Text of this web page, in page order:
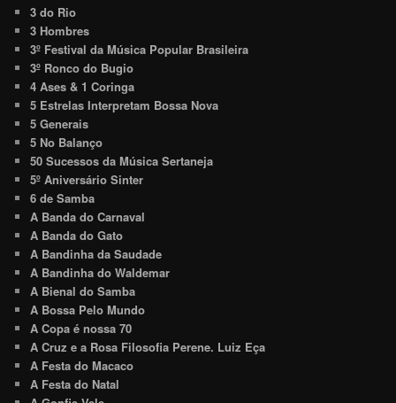
3 do Rio
3 Hombres
3º Festival da Música Popular Brasileira
3º Ronco do Bugio
4 Ases & 1 Coringa
5 Estrelas Interpretam Bossa Nova
5 Generais
5 No Balanço
50 Sucessos da Música Sertaneja
5º Aniversário Sinter
6 de Samba
A Banda do Carnaval
A Banda do Gato
A Bandinha da Saudade
A Bandinha do Waldemar
A Bienal do Samba
A Bossa Pelo Mundo
A Copa é nossa 70
A Cruz e a Rosa Filosofia Perene. Luiz Eça
A Festa do Macaco
A Festa do Natal